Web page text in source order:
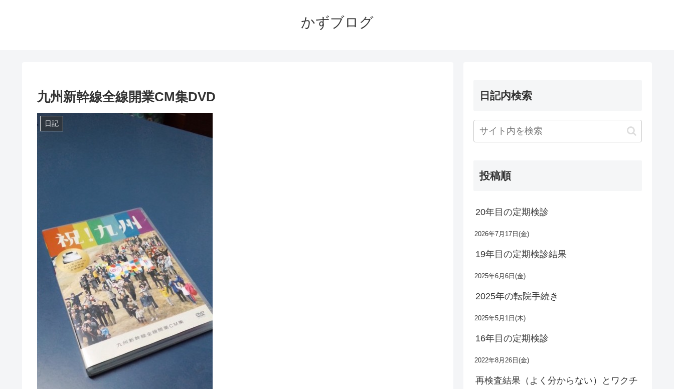
かずブログ
九州新幹線全線開業CM集DVD
日記
日記内検索
投稿順
20年目の定期検診
2026年7月17日(金)
19年目の定期検診結果
2025年6月6日(金)
2025年の転院手続き
2025年5月1日(木)
16年目の定期検診
2022年8月26日(金)
再検査結果（よく分からない）とワクチ